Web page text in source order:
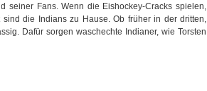
seiner Fans. Wenn die Eishockey-Cracks spielen,
die Indians zu Hause. Ob früher in der dritten,
Dafür sorgen waschechte Indianer, wie Torsten